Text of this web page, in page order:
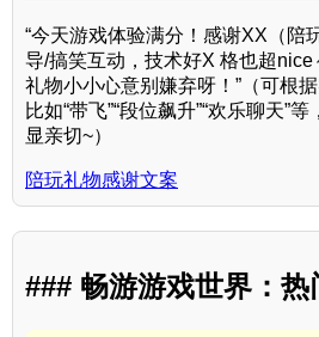
“今天游戏体验满分！感谢XX（陪
导/搞笑互动，技术好X 格也超nice
礼物小小心意别嫌弃呀！”（可根
比如“带飞”“段位飙升”“欢乐聊天”
显亲切~）
陪玩礼物感谢文案
### 畅游游戏世界：